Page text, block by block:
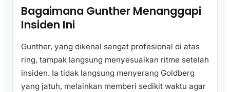
Bagaimana Gunther Menanggapi
Insiden Ini
Gunther, yang dikenal sangat profesional di atas
ring, tampak langsung menyesuaikan ritme setelah
insiden. Ia tidak langsung menyerang Goldberg
yang jatuh, melainkan memberi sedikit waktu agar